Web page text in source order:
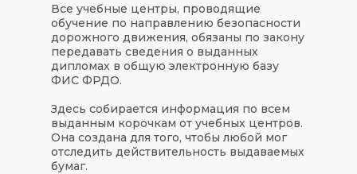
Все учебные центры, проводящие
обучение по направлению безопасности
дорожного движения, обязаны по закону
передавать сведения о выданных
дипломах в общую электронную базу
ФИС ФРДО.
Здесь собирается информация по всем
выданным корочкам от учебных центров.
Она создана для того, чтобы любой мог
отследить действительность выдаваемых
бумаг.